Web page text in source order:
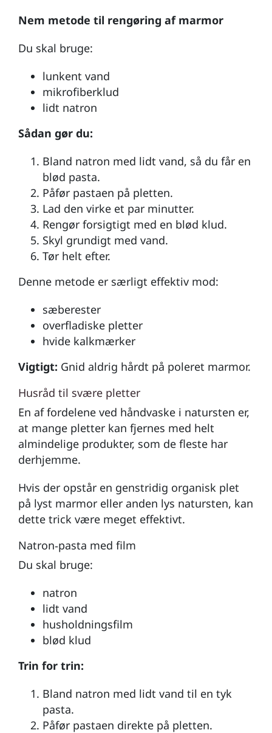
Nem metode til rengøring af marmor
Du skal bruge:
lunkent vand
mikrofiberklud
lidt natron
Sådan gør du:
Bland natron med lidt vand, så du får en
blød pasta.
Påfør pastaen på pletten.
Lad den virke et par minutter.
Rengør forsigtigt med en blød klud.
Skyl grundigt med vand.
Tør helt efter.
Denne metode er særligt effektiv mod:
sæberester
overfladiske pletter
hvide kalkmærker
Vigtigt: Gnid aldrig hårdt på poleret marmor.
Husråd til svære pletter
En af fordelene ved håndvaske i natursten er,
at mange pletter kan fjernes med helt
almindelige produkter, som de fleste har
derhjemme.
Hvis der opstår en genstridig organisk plet
på lyst marmor eller anden lys natursten, kan
dette trick være meget effektivt.
Natron‑pasta med film
Du skal bruge:
natron
lidt vand
husholdningsfilm
blød klud
Trin for trin:
Bland natron med lidt vand til en tyk
pasta.
Påfør pastaen direkte på pletten.